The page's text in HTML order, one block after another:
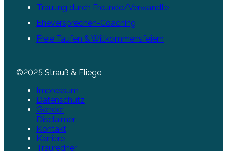
Trauung durch Freunde/Verwandte
Eheversprechen-Coaching
Freie Taufen & Willkommensfeiern
©2025 Strauß & Fliege
Impressum
Datenschutz
Gender
Disclaimer
Kontakt
Karriere
Trauredner